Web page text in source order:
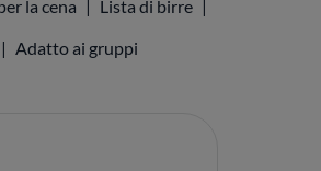
la cena
Lista di birre
Adatto ai gruppi